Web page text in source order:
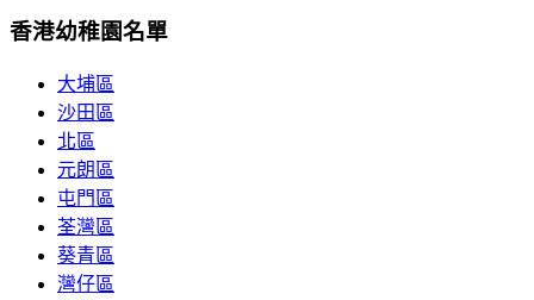
香港幼稚園名單
大埔區
沙田區
北區
元朗區
屯門區
荃灣區
葵青區
灣仔區